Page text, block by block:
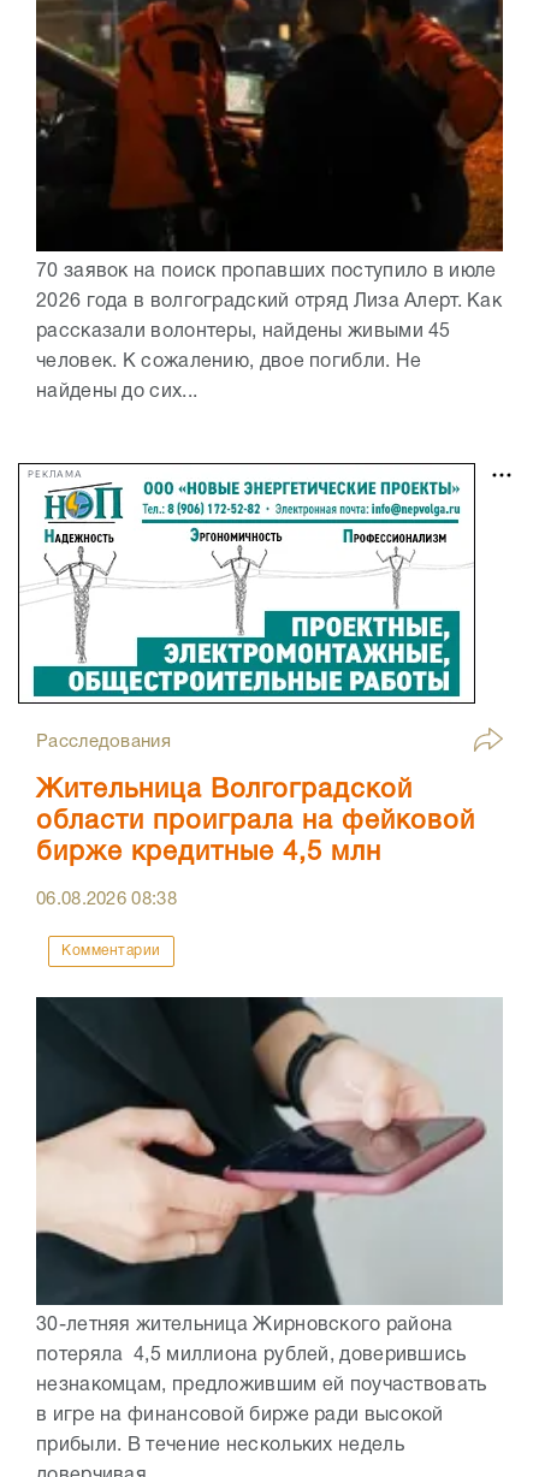
70 заявок на поиск пропавших поступило в июле
2026 года в волгоградский отряд Лиза Алерт. Как
рассказали волонтеры, найдены живыми 45
человек. К сожалению, двое погибли. Не
найдены до сих...
РЕКЛАМА
Расследования
Жительница Волгоградской
области проиграла на фейковой
бирже кредитные 4,5 млн
06.08.202608:38
Комментарии
30-летняя жительница Жирновского района
потеряла 4,5 миллиона рублей, доверившись
незнакомцам, предложившим ей поучаствовать
в игре на финансовой бирже ради высокой
прибыли. В течение нескольких недель